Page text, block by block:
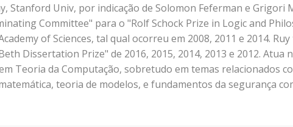
Stanford Univ, por indicação de Solomon Feferman e Grigori
Committee" para o "Rolf Schock Prize in Logic and
of Sciences, tal qual ocorreu em 2008, 2011 e 2014.
Dissertation Prize" de 2016, 2015, 2014, 2013 e 2012. Atua
Teoria da Computação, sobretudo em temas relacionados
teoria de modelos, e fundamentos da segurança